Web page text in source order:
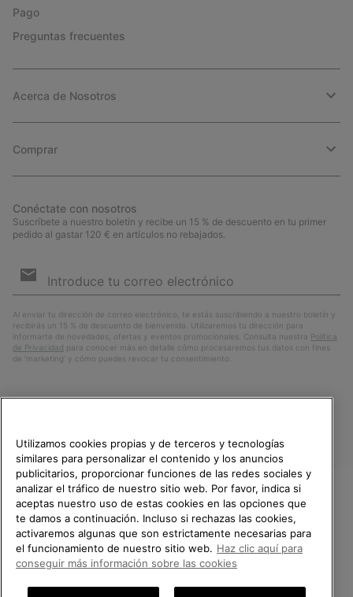
Pago
Preguntas frecuentes
Acerca de Nosotros
Comprar
Conéctate con nosotros
Suscríbete a nuestro boletín y recibe un 15 % de descuento en tu primer
pedido al gastar 120 € en artículos no rebajados.
de
Al enviar tu dirección de correo electrónico, te estás suscribiendo a nuestro boletín y
recibirás un 15 % de descuento de bienvenida. Utilizaremos tu dirección para
informarte de novedades, ofertas y eventos promocionales. Consulta nuestra Política
de Privacidad para conocer más en detalle cómo procesaremos tus datos con fines
de ’marketing’ y cómo puedes revocar tu consentimiento.
España
©2026SOREL.Reservados todos los derechos.
Política de Privacidad Condiciones De Uso Terminos de Venta
Garantía Cookies Impressum Public CBCR
TE DAMOS LA BIENVENIDA A
SOREL.
POR FAVOR, SELECCIONA TU
PAÍS.
Compras en línea disponibles
Utilizamos cookies propias y de terceros y tecnologías
similares para personalizar el contenido y los anuncios
publicitarios, proporcionar funciones de las redes sociales y
analizar el tráfico de nuestro sitio web. Por favor, indica si
aceptas nuestro uso de estas cookies en las opciones que
te damos a continuación. Incluso si rechazas las cookies,
activaremos algunas que son estrictamente necesarias para
el funcionamiento de nuestro sitio web. Haz clic aquí para
conseguir más información sobre las cookies